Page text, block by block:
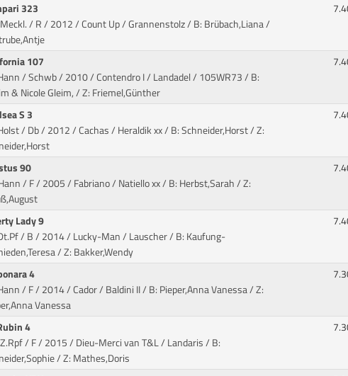
323
/ R / 2012 / Count Up / Grannenstolz/ B: Brübach,Liana /
107
/ Schwb / 2010 / Contendro I / Landadel/ 105WR73 / B:
& Nicole Gleim, / Z: Friemel,Günther
S 3
/ Db / 2012 / Cachas / Heraldik xx/ B: Schneider,Horst / Z:
90
/ F / 2005 / Fabriano / Natiello xx/ B: Herbst,Sarah / Z:
Lady 9
/ B / 2014 / Lucky-Man / Lauscher/ B: Kaufung-
/ Z: Bakker,Wendy
4
/ F / 2014 / Cador / Baldini II/ B: Pieper,Anna Vanessa / Z:
Vanessa
4
/ F / 2015 / Dieu-Merci van T&L / Landaris/ B:
/ Z: Mathes,Doris